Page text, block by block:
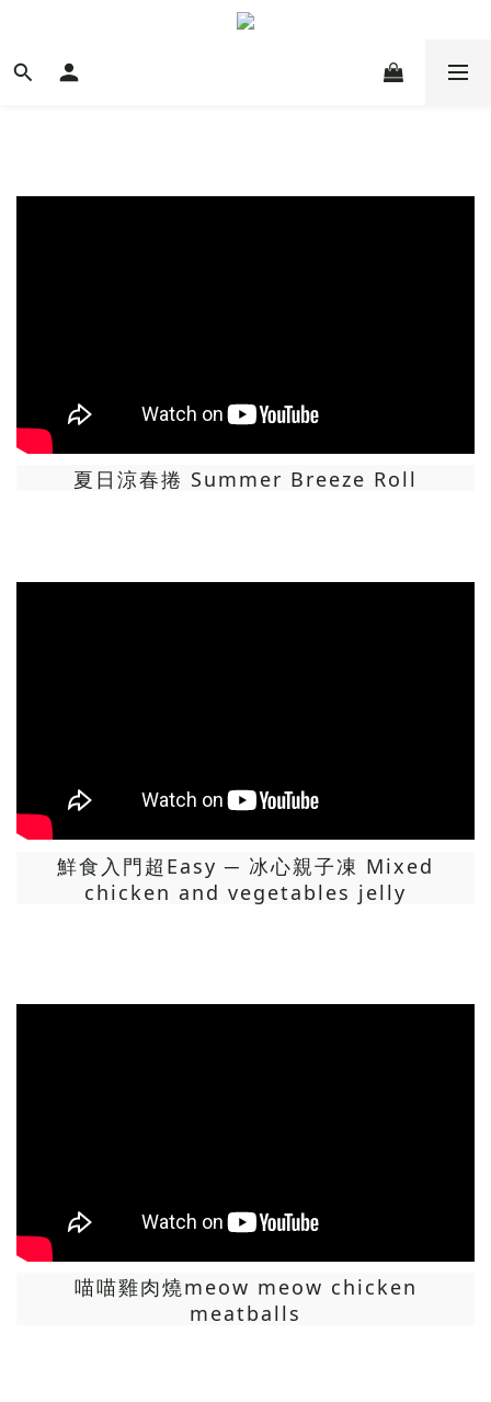
夏日涼春捲 Summer Breeze Roll
鮮食入門超Easy ─ 冰心親子凍 Mixed
chicken and vegetables jelly
喵喵雞肉燒meow meow chicken
meatballs